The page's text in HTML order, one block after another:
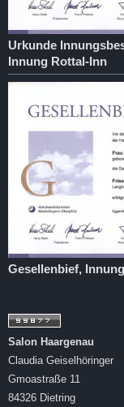
Urkunde
Innung Rottal-Inn
Gesellenbief,
Salon Haargenau
Claudia Geiselhöringer
Gmoastraße 11
84326 Dietring